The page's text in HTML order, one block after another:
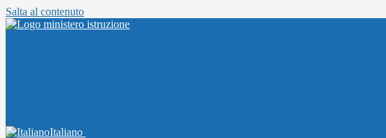
Salta al contenuto
Italiano